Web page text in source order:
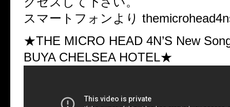
スマートフォンより
★THE MICRO HEAD 4N’S New
BUYA CHELSEA HOTEL★